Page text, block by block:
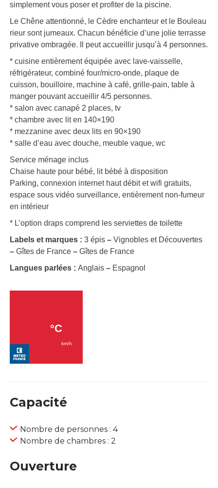
simplement vous poser et profiter de la piscine.
Le Chêne attentionné, le Cèdre enchanteur et le Bouleau
rieur sont jumeaux. Chacun bénéficie d’une jolie terrasse
privative ombragée. Il peut accueillir jusqu’à 4 personnes.
* cuisine entièrement équipée avec lave-vaisselle,
réfrigérateur, combiné four/micro-onde, plaque de
cuisson, bouilloire, machine à café, grille-pain, table à
manger pouvant accueillir 4/5 personnes.
* salon avec canapé 2 places, tv
* chambre avec lit en 140×190
* mezzanine avec deux lits en 90×190
* salle d’eau avec douche, meuble vaque, wc
Service ménage inclus
Chaise haute pour bébé, lit bébé à disposition
Parking, connexion internet haut débit et wifi gratuits,
espace sous vidéo surveillance, entièrement non-fumeur
en intérieur
* L’option draps comprend les serviettes de toilette
Labels et marques : 3 épis – Vignobles et Découvertes
– Gîtes de France – Gîtes de France
Langues parlées : Anglais – Espagnol
Capacité
Nombre de personnes : 4
Nombre de chambres : 2
Ouverture